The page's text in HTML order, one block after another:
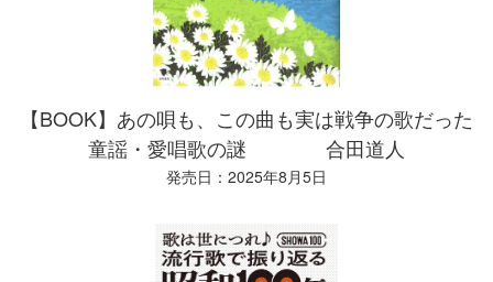
【BOOK】あの唄も、この曲も実は戦争の歌だった
童謡・愛唱歌の謎 合田道人
発売日：2025年8月5日